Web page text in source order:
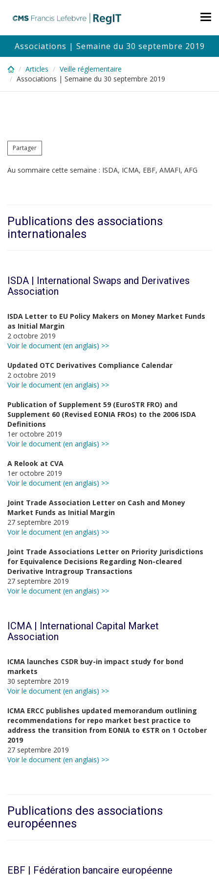
content
Associations | Semaine du 30 septembre 2019
Articles
Veille réglementaire
Associations | Semaine du 30 septembre 2019
Partager
Au sommaire cette semaine : ISDA, ICMA, EBF, AMAFI, AFG
Publications des associations
internationales
ISDA | International Swaps and Derivatives
Association
ISDA Letter to EU Policy Makers on Money Market Funds
as Initial Margin
2 octobre 2019
Voir le document (en anglais) >>
Updated OTC Derivatives Compliance Calendar
2 octobre 2019
Voir le document (en anglais) >>
Publication of Supplement 59 (EuroSTR FRO) and
Supplement 60 (Revised EONIA FROs) to the 2006 ISDA
Definitions
1er octobre 2019
Voir le document (en anglais) >>
A Relook at CVA
1er octobre 2019
Voir le document (en anglais) >>
Joint Trade Association Letter on Cash and Money
Market Funds as Initial Margin
27 septembre 2019
Voir le document (en anglais) >>
Joint Trade Associations Letter on Priority Jurisdictions
for Equivalence Decisions Regarding Non-cleared
Derivative Intragroup Transactions
27 septembre 2019
Voir le document (en anglais) >>
ICMA | International Capital Market
Association
ICMA launches CSDR buy-in impact study for bond
markets
30 septembre 2019
Voir le document (en anglais) >>
ICMA ERCC publishes updated memorandum outlining
recommendations for repo market best practice to
address the transition from EONIA to €STR on 1 October
2019
27 septembre 2019
Voir le document (en anglais) >>
Publications des associations
européennes
EBF | Fédération bancaire européenne